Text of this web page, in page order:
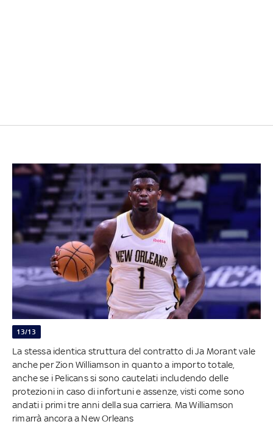
13/13
La stessa identica struttura del contratto di Ja Morant vale
anche per Zion Williamson in quanto a importo totale,
anche se i Pelicans si sono cautelati includendo delle
protezioni in caso di infortuni e assenze, visti come sono
andati i primi tre anni della sua carriera. Ma Williamson
rimarrà ancora a New Orleans